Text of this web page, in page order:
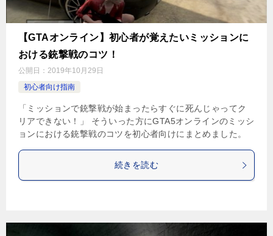
【GTAオンライン】初心者が覚えたいミッションに
おける銃撃戦のコツ！
公開日： 2019年10月29日
初心者向け指南
「ミッションで銃撃戦が始まったらすぐに死んじゃってク
リアできない！」 そういった方にGTA5オンラインのミッシ
ョンにおける銃撃戦のコツを初心者向けにまとめました。
続きを読む